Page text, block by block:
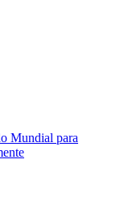
Mundial para